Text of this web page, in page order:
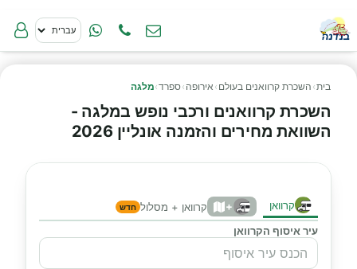
בית› השכרת קרוואנים בעולם › אירופה ›ספרד›מלגה
השכרת קרוואנים ורכבי נופש במלגה -
השוואת מחירים והזמנה אונליין 2026
קרוואן + קרוואן + מסלול חדש
עיר איסוף הקרוואן